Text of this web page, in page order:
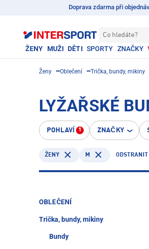
Doprava zdarma při
Co hledáte?
ŽENY MUŽI DĚTI SPORTY ZNAČKY
Ženy Oblečení Trička, bundy, mikiny
LYŽAŘSKÉ
POHLAVÍ 1 ZNAČKY
ŽENY M
OBLEČENÍ
Trička, bundy, mikiny
Bundy